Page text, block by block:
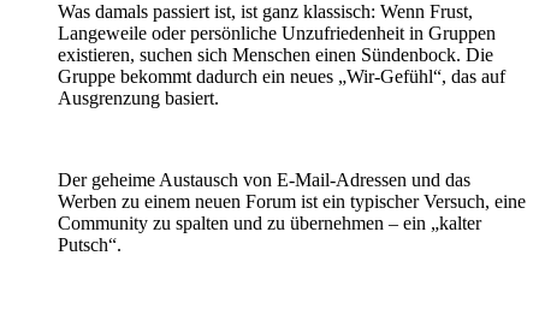
Was damals passiert ist, ist ganz klassisch: Wenn Frust,
Langeweile oder persönliche Unzufriedenheit in Gruppen
existieren, suchen sich Menschen einen Sündenbock. Die
Gruppe bekommt dadurch ein neues „Wir-Gefühl“, das auf
Ausgrenzung basiert.
Der geheime Austausch von E-Mail-Adressen und das
Werben zu einem neuen Forum ist ein typischer Versuch, eine
Community zu spalten und zu übernehmen – ein „kalter
Putsch“.